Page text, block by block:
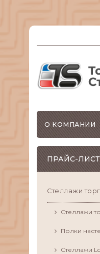
О КОМПАНИИ
ПРАЙС-
Стеллажи
Стеллажи
Полки
Стеллажи